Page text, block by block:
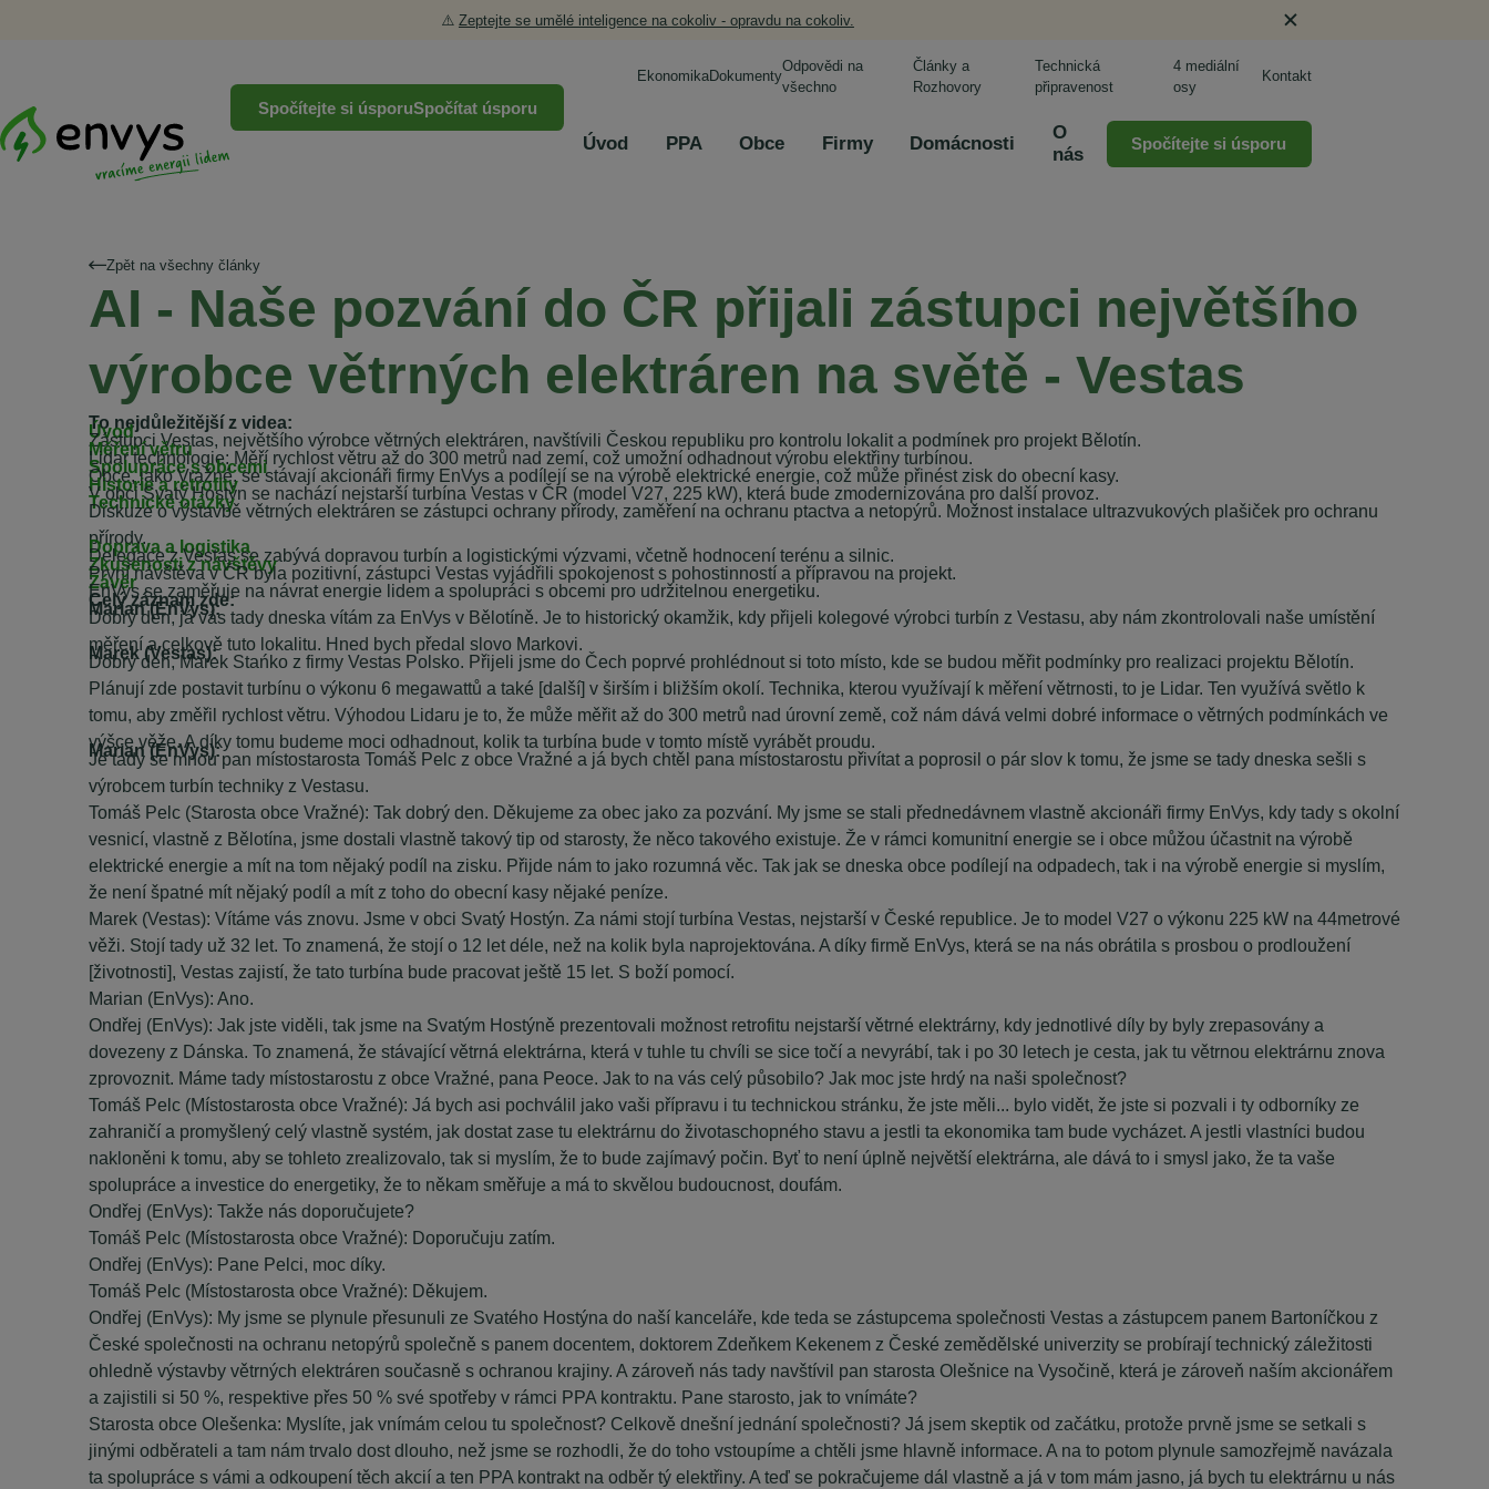
⚠️ Zeptejte se umělé inteligence na cokoliv - opravdu na cokoliv.
Spočítejte si úsporuSpočítat úsporu
EkonomikaDokumenty
Odpovědi na
všechno
Články a
Rozhovory
Technická
připravenost
4 mediální
osy
Kontakt
Úvod PPA Obce Firmy Domácnosti
O
nás
Spočítejte si úsporu
Zpět na všechny články
AI - Naše pozvání do ČR přijali zástupci největšího
výrobce větrných elektráren na světě - Vestas
To nejdůležitější z videa:
Úvod
Zástupci Vestas, největšího výrobce větrných elektráren, navštívili Českou republiku pro kontrolu lokalit a podmínek pro projekt Bělotín.
Měření větru
Lidar technologie: Měří rychlost větru až do 300 metrů nad zemí, což umožní odhadnout výrobu elektřiny turbínou.
Spolupráce s obcemi
Obce, jako Vražné, se stávají akcionáři firmy EnVys a podílejí se na výrobě elektrické energie, což může přinést zisk do obecní kasy.
Historie a retrofity
V obci Svatý Hostýn se nachází nejstarší turbína Vestas v ČR (model V27, 225 kW), která bude zmodernizována pro další provoz.
Technické otázky
Diskuze o výstavbě větrných elektráren se zástupci ochrany přírody, zaměření na ochranu ptactva a netopýrů. Možnost instalace ultrazvukových plašiček pro ochranu
přírody.
Doprava a logistika
Delegace z Vestas se zabývá dopravou turbín a logistickými výzvami, včetně hodnocení terénu a silnic.
Zkušenosti z návštěvy
První návštěva v ČR byla pozitivní, zástupci Vestas vyjádřili spokojenost s pohostinností a přípravou na projekt.
Závěr
EnVys se zaměřuje na návrat energie lidem a spolupráci s obcemi pro udržitelnou energetiku.
Celý záznam zde:
Marian (EnVys):
Dobrý den, já vás tady dneska vítám za EnVys v Bělotíně. Je to historický okamžik, kdy přijeli kolegové výrobci turbín z Vestasu, aby nám zkontrolovali naše umístění
měření a celkově tuto lokalitu. Hned bych předal slovo Markovi.
Marek (Vestas):
Dobrý den, Marek Stańko z firmy Vestas Polsko. Přijeli jsme do Čech poprvé prohlédnout si toto místo, kde se budou měřit podmínky pro realizaci projektu Bělotín.
Plánují zde postavit turbínu o výkonu 6 megawattů a také [další] v širším i bližším okolí. Technika, kterou využívají k měření větrnosti, to je Lidar. Ten využívá světlo k
tomu, aby změřil rychlost větru. Výhodou Lidaru je to, že může měřit až do 300 metrů nad úrovní země, což nám dává velmi dobré informace o větrných podmínkách ve
výšce věže. A díky tomu budeme moci odhadnout, kolik ta turbína bude v tomto místě vyrábět proudu.
Marian (EnVys):
Je tady se mnou pan místostarosta Tomáš Pelc z obce Vražné a já bych chtěl pana místostarostu přivítat a poprosil o pár slov k tomu, že jsme se tady dneska sešli s
výrobcem turbín techniky z Vestasu.
Tomáš Pelc (Starosta obce Vražné): Tak dobrý den. Děkujeme za obec jako za pozvání. My jsme se stali přednedávnem vlastně akcionáři firmy EnVys, kdy tady s okolní
vesnicí, vlastně z Bělotína, jsme dostali vlastně takový tip od starosty, že něco takového existuje. Že v rámci komunitní energie se i obce můžou účastnit na výrobě
elektrické energie a mít na tom nějaký podíl na zisku. Přijde nám to jako rozumná věc. Tak jak se dneska obce podílejí na odpadech, tak i na výrobě energie si myslím,
že není špatné mít nějaký podíl a mít z toho do obecní kasy nějaké peníze.
Marek (Vestas): Vítáme vás znovu. Jsme v obci Svatý Hostýn. Za námi stojí turbína Vestas, nejstarší v České republice. Je to model V27 o výkonu 225 kW na 44metrové
věži. Stojí tady už 32 let. To znamená, že stojí o 12 let déle, než na kolik byla naprojektována. A díky firmě EnVys, která se na nás obrátila s prosbou o prodloužení
[životnosti], Vestas zajistí, že tato turbína bude pracovat ještě 15 let. S boží pomocí.
Marian (EnVys): Ano.
Ondřej (EnVys): Jak jste viděli, tak jsme na Svatým Hostýně prezentovali možnost retrofitu nejstarší větrné elektrárny, kdy jednotlivé díly by byly zrepasovány a
dovezeny z Dánska. To znamená, že stávající větrná elektrárna, která v tuhle tu chvíli se sice točí a nevyrábí, tak i po 30 letech je cesta, jak tu větrnou elektrárnu znova
zprovoznit. Máme tady místostarostu z obce Vražné, pana Peoce. Jak to na vás celý působilo? Jak moc jste hrdý na naši společnost?
Tomáš Pelc (Místostarosta obce Vražné): Já bych asi pochválil jako vaši přípravu i tu technickou stránku, že jste měli... bylo vidět, že jste si pozvali i ty odborníky ze
zahraničí a promyšlený celý vlastně systém, jak dostat zase tu elektrárnu do životaschopného stavu a jestli ta ekonomika tam bude vycházet. A jestli vlastníci budou
nakloněni k tomu, aby se tohleto zrealizovalo, tak si myslím, že to bude zajímavý počin. Byť to není úplně největší elektrárna, ale dává to i smysl jako, že ta vaše
spolupráce a investice do energetiky, že to někam směřuje a má to skvělou budoucnost, doufám.
Ondřej (EnVys): Takže nás doporučujete?
Tomáš Pelc (Místostarosta obce Vražné): Doporučuju zatím.
Ondřej (EnVys): Pane Pelci, moc díky.
Tomáš Pelc (Místostarosta obce Vražné): Děkujem.
Ondřej (EnVys): My jsme se plynule přesunuli ze Svatého Hostýna do naší kanceláře, kde teda se zástupcema společnosti Vestas a zástupcem panem Bartoníčkou z
České společnosti na ochranu netopýrů společně s panem docentem, doktorem Zdeňkem Kekenem z České zemědělské univerzity se probírají technický záležitosti
ohledně výstavby větrných elektráren současně s ochranou krajiny. A zároveň nás tady navštívil pan starosta Olešnice na Vysočině, která je zároveň naším akcionářem
a zajistili si 50 %, respektive přes 50 % své spotřeby v rámci PPA kontraktu. Pane starosto, jak to vnímáte?
Starosta obce Olešenka: Myslíte, jak vnímám celou tu společnost? Celkově dnešní jednání společnosti? Já jsem skeptik od začátku, protože prvně jsme se setkali s
jinými odběrateli a tam nám trvalo dost dlouho, než jsme se rozhodli, že do toho vstoupíme a chtěli jsme hlavně informace. A na to potom plynule samozřejmě navázala
ta spolupráce s vámi a odkoupení těch akcií a ten PPA kontrakt na odběr tý elektřiny. A teď se pokračujeme dál vlastně a já v tom mám jasno, já bych tu elektrárnu u nás